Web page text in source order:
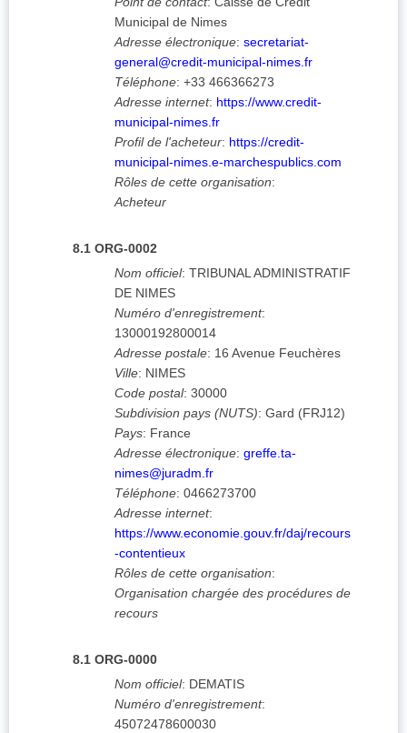
Municipal de Nimes
Adresse électronique: secretariat-
general@credit-municipal-nimes.fr
Téléphone: +33 466366273
Adresse internet: https://www.credit-
municipal-nimes.fr
Profil de l'acheteur: https://credit-
municipal-nimes.e-marchespublics.com
Rôles de cette organisation:
Acheteur
8.1 ORG-0002
Nom officiel: TRIBUNAL ADMINISTRATIF
DE NIMES
Numéro d'enregistrement:
13000192800014
Adresse postale: 16 Avenue Feuchères
Ville: NIMES
Code postal: 30000
Subdivision pays (NUTS): Gard (FRJ12)
Pays: France
Adresse électronique: greffe.ta-
nimes@juradm.fr
Téléphone: 0466273700
Adresse internet:
https://www.economie.gouv.fr/daj/recours
-contentieux
Rôles de cette organisation:
Organisation chargée des procédures de
recours
8.1 ORG-0000
Nom officiel: DEMATIS
Numéro d'enregistrement:
45072478600030